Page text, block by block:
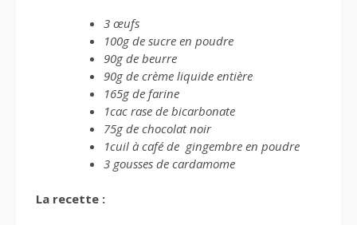
3 œufs
100g de sucre en poudre
90g de beurre
90g de crème liquide entière
165g de farine
1cac rase de bicarbonate
75g de chocolat noir
1cuil à café de gingembre en poudre
3 gousses de cardamome
La recette :